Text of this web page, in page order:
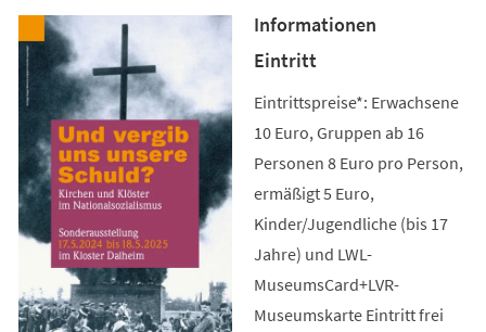
Informationen
Eintritt
Eintrittspreise*: Erwachsene
10 Euro, Gruppen ab 16
Personen 8 Euro pro Person,
ermäßigt 5 Euro,
Kinder/Jugendliche (bis 17
Jahre) und LWL-
MuseumsCard+LVR-
Museumskarte Eintritt frei